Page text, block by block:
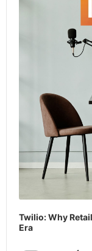
Twilio: Why
Era